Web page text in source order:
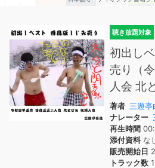
聴き放題対象
初出し
売り（
人会 北
著者 三遊亭
ナレーター
再生時間
添付資料な
販売開始日
トラック数 1